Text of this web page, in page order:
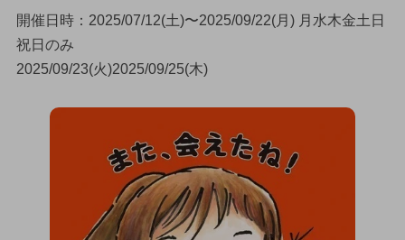
開催日時：2025/07/12(土)〜2025/09/22(月) 月水木金土日
祝日のみ
2025/09/23(火)2025/09/25(木)